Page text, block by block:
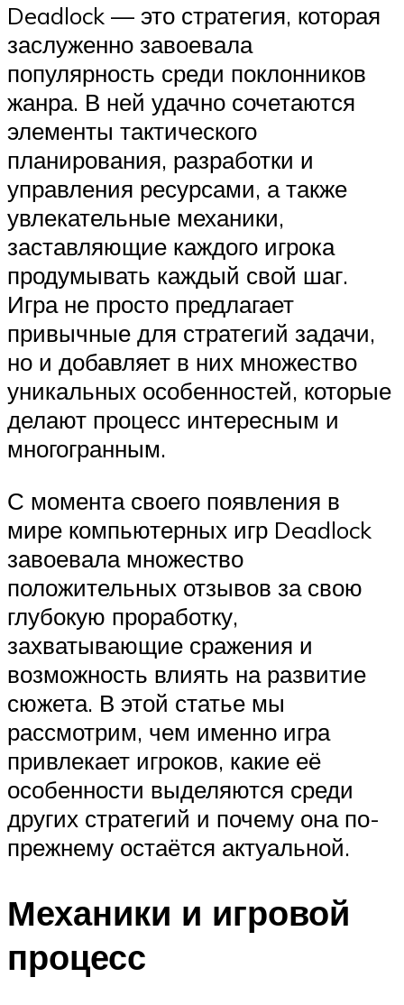
Deadlock — это стратегия, которая
заслуженно завоевала
популярность среди поклонников
жанра. В ней удачно сочетаются
элементы тактического
планирования, разработки и
управления ресурсами, а также
увлекательные механики,
заставляющие каждого игрока
продумывать каждый свой шаг.
Игра не просто предлагает
привычные для стратегий задачи,
но и добавляет в них множество
уникальных особенностей, которые
делают процесс интересным и
многогранным.
С момента своего появления в
мире компьютерных игр Deadlock
завоевала множество
положительных отзывов за свою
глубокую проработку,
захватывающие сражения и
возможность влиять на развитие
сюжета. В этой статье мы
рассмотрим, чем именно игра
привлекает игроков, какие её
особенности выделяются среди
других стратегий и почему она по-
прежнему остаётся актуальной.
Механики и игровой
процесс